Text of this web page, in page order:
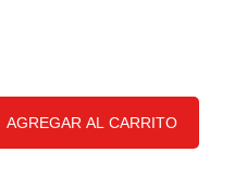
AGREGAR AL CARRITO